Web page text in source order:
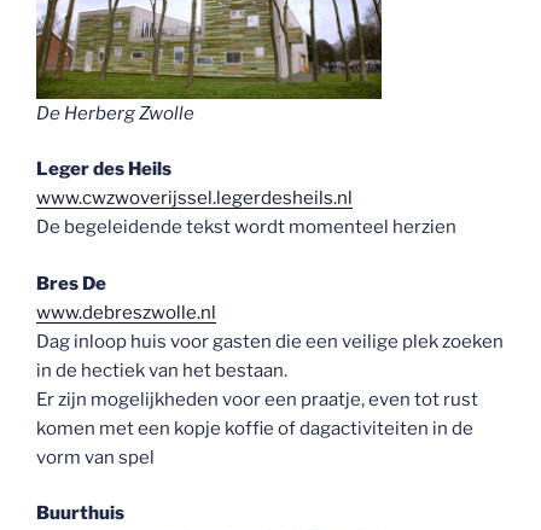
De Herberg Zwolle
Leger des Heils
www.cwzwoverijssel.legerdesheils.nl
De begeleidende tekst wordt momenteel herzien
Bres De
www.debreszwolle.nl
Dag inloop huis voor gasten die een veilige plek zoeken
in de hectiek van het bestaan.
Er zijn mogelijkheden voor een praatje, even tot rust
komen met een kopje koffie of dagactiviteiten in de
vorm van spel
Buurthuis